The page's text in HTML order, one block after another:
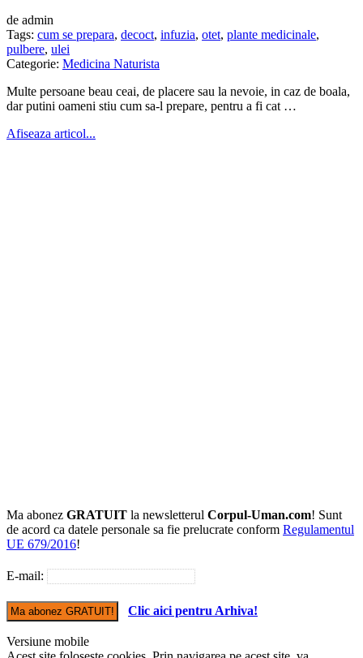
de admin
Tags: cum se prepara, decoct, infuzia, otet, plante medicinale,
pulbere, ulei
Categorie: Medicina Naturista
Multe persoane beau ceai, de placere sau la nevoie, in caz de boala,
dar putini oameni stiu cum sa-l prepare, pentru a fi cat …
Afiseaza articol...
Ma abonez GRATUIT la newsletterul Corpul-Uman.com! Sunt
de acord ca datele personale sa fie prelucrate conform Regulamentul
UE 679/2016!
E-mail:
Clic aici pentru Arhiva!
Versiune mobile